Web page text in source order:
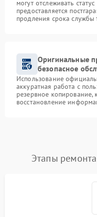
могут отслеживать
предоставляется
продления срока службы
Оригинальные
безопасное
Использование
аккуратная работа с
резервное копирование,
восстановление
Этапы